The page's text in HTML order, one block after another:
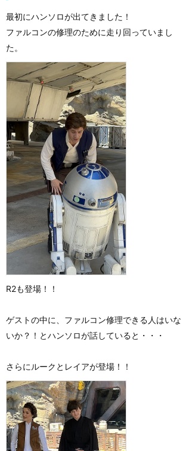
最初にハンソロが出てきました！
ファルコンの修理のために走り回っていまし
た。
R2も登場！！
ゲストの中に、ファルコン修理できる人はいな
いか？！とハンソロが話していると・・・
さらにルークとレイアが登場！！